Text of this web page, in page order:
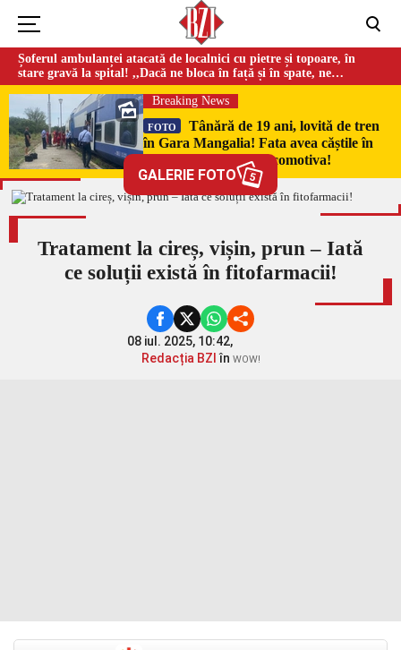
Șoferul ambulanței atacată de localnici cu pietre și topoare, în
stare gravă la spital! ,,Dacă ne bloca în față și în spate, ne
omorau…”
Breaking News
FOTO
Tânără de 19 ani, lovită de tren
în Gara Mangalia! Fata avea căștile în
urechi și nu a auzit locomotiva!
GALERIE FOTO 5
Tratament la cireș, vișin, prun – Iată
ce soluții există în fitofarmacii!
08 iul. 2025, 10:42,
Redacția BZI în WOW!